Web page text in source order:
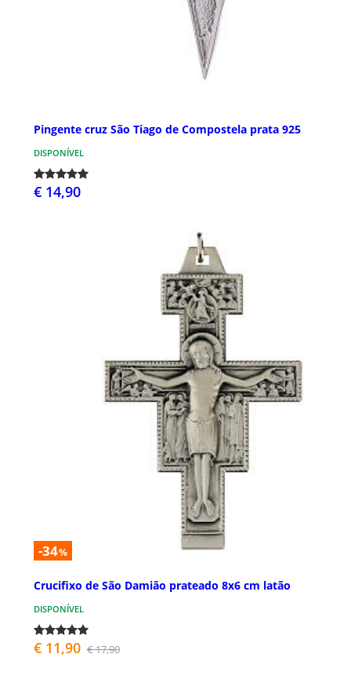
Pingente cruz São Tiago de Compostela prata 925
DISPONÍVEL
€ 14,90
-34%
Crucifixo de São Damião prateado 8x6 cm latão
DISPONÍVEL
€ 11,90 € 17,90